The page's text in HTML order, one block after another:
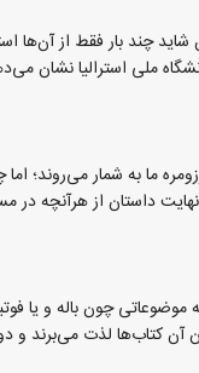
چند بار فقط از آن‌ها
ما به شمار می‌روند؛
داستان از هرآنچه
موضوعاتی چون باله و
آن کتاب‌ها لذت